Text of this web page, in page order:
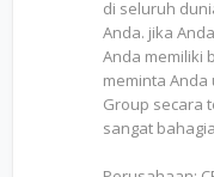
di seluruh
Anda. jika
Anda memiliki
meminta Anda
Group secara
sangat